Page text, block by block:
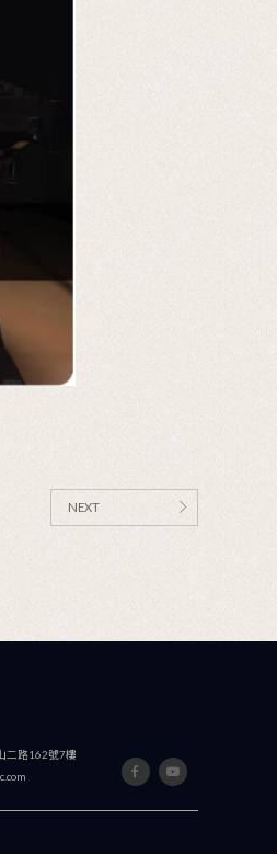
1 in E minor, BWV
獨有的溫暖共鳴， 讓